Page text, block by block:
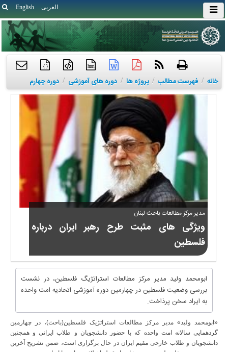
English العربی
htm
{ }
خانه / فهرست مطالب / پروژه ها / دوره های آموزشی / دوره چهارم
مدیر مرکز مطالعات باحث لبنان:
ویژگی های مثبت طرح رهبر ایران درباره
فلسطین
ابومحمد ولید مدیر مرکز مطالعات استراتژیگ فلسطین، در نشست
بررسی وضعیت فلسطین در چهارمین دوره آموزشی اتحادیه امت واحده
به ایراد سخن پرذاخت.
«ابومحمد ولید» مدیر مرکز مطالعات استراتژیک فلسطین(باحث)، در چهارمین
گردهمایی سالانه امت واحده که با حضور دانشجویان و طلاب ایرانی و همچنین
دانشجویان و طلاب خارجی مقیم ایران در حال برگزاری است، ضمن تشریح آخرین